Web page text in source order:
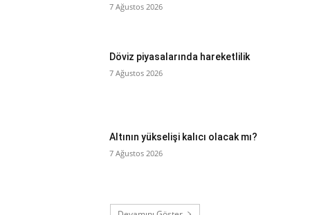
7 Ağustos 2026
Döviz piyasalarında hareketlilik
7 Ağustos 2026
Altının yükselişi kalıcı olacak mı?
7 Ağustos 2026